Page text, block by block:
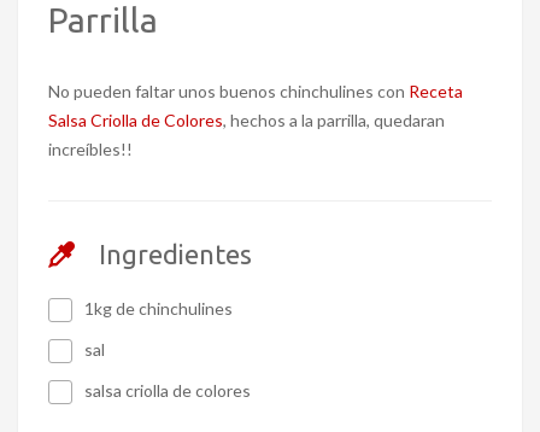
Parrilla
No pueden faltar unos buenos chinchulines con Receta
Salsa Criolla de Colores, hechos a la parrilla, quedaran
increíbles!!
Ingredientes
1kg de chinchulines
sal
salsa criolla de colores